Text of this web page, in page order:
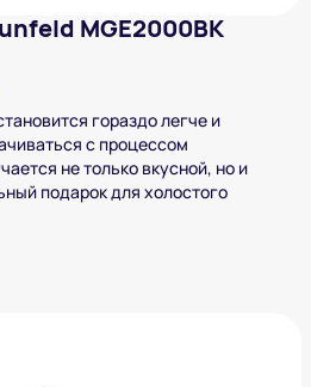
MGE2000BK
гораздо легче и
с процессом
не только вкусной, но и
подарок для холостого